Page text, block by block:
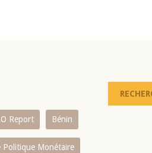
Report Bénin
Politique Monétaire